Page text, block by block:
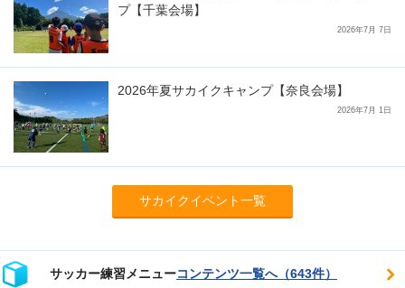
プ【千葉会場】
2026年7月 7日
2026年夏サカイクキャンプ【奈良会場】
2026年7月 1日
サカイクイベント一覧
サッカー練習メニューコンテンツ一覧へ（643件）